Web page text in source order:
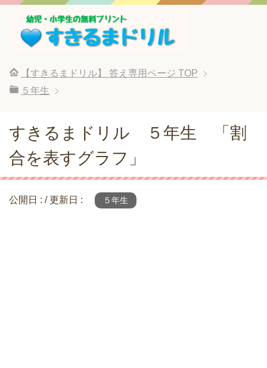
【すきるまドリル】 答え専用ページ TOP
５年生
すきるまドリル ５年生 「割
合を表すグラフ」
公開日 : / 更新日 : ５年生